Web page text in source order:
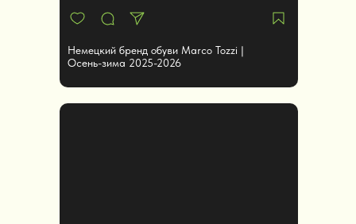
Немецкий бренд обуви Marco Tozzi |
Осень-зима 2025-2026